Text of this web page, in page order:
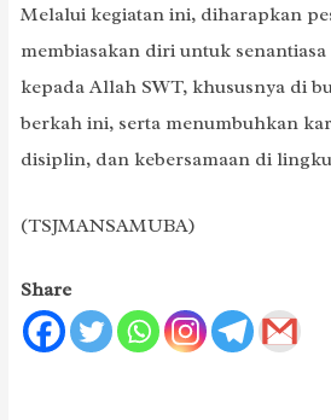
Melalui kegiatan ini, diharapkan
membiasakan diri untuk
kepada Allah SWT, khususnya di
berkah ini, serta menumbuhkan
disiplin, dan kebersamaan di
(TSJMANSAMUBA)
Share